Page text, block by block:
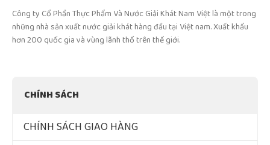
Công ty Cổ Phần Thực Phẩm Và Nước Giải Khát Nam Việt là một trong
những nhà sản xuất nước giải khát hàng đầu tại Việt nam. Xuất khẩu
hơn 200 quốc gia và vùng lãnh thổ trên thế giới.
CHÍNH SÁCH
CHÍNH SÁCH GIAO HÀNG